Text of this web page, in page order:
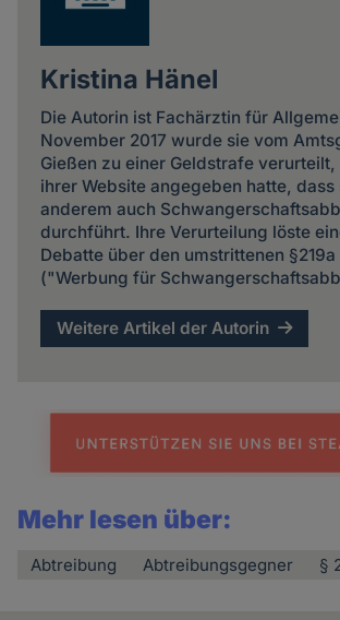
Kristina Hänel
Die Autorin ist Fachärztin für
November 2017 wurde sie vom
Gießen zu einer Geldstrafe
ihrer Website angegeben hatte, dass
anderem auch
durchführt. Ihre Verurteilung löste
Debatte über den umstrittenen §219a
("Werbung für
Weitere Artikel der Autorin
Mehr lesen über:
Abtreibung Abtreibungsgegner §